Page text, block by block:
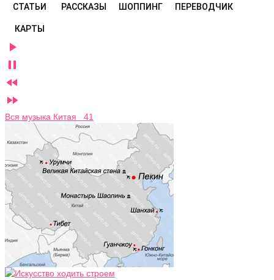
СТАТЬИ РАССКАЗЫ ШОППИНГ ПЕРЕВОДЧИК
КАРТЫ




Вся музыка Китая 41